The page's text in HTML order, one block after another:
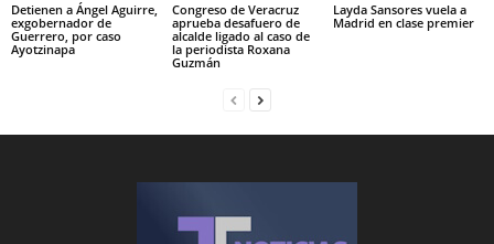
Detienen a Ángel Aguirre,
exgobernador de
Guerrero, por caso
Ayotzinapa
Congreso de Veracruz
aprueba desafuero de
alcalde ligado al caso de
la periodista Roxana
Guzmán
Layda Sansores vuela a
Madrid en clase premier